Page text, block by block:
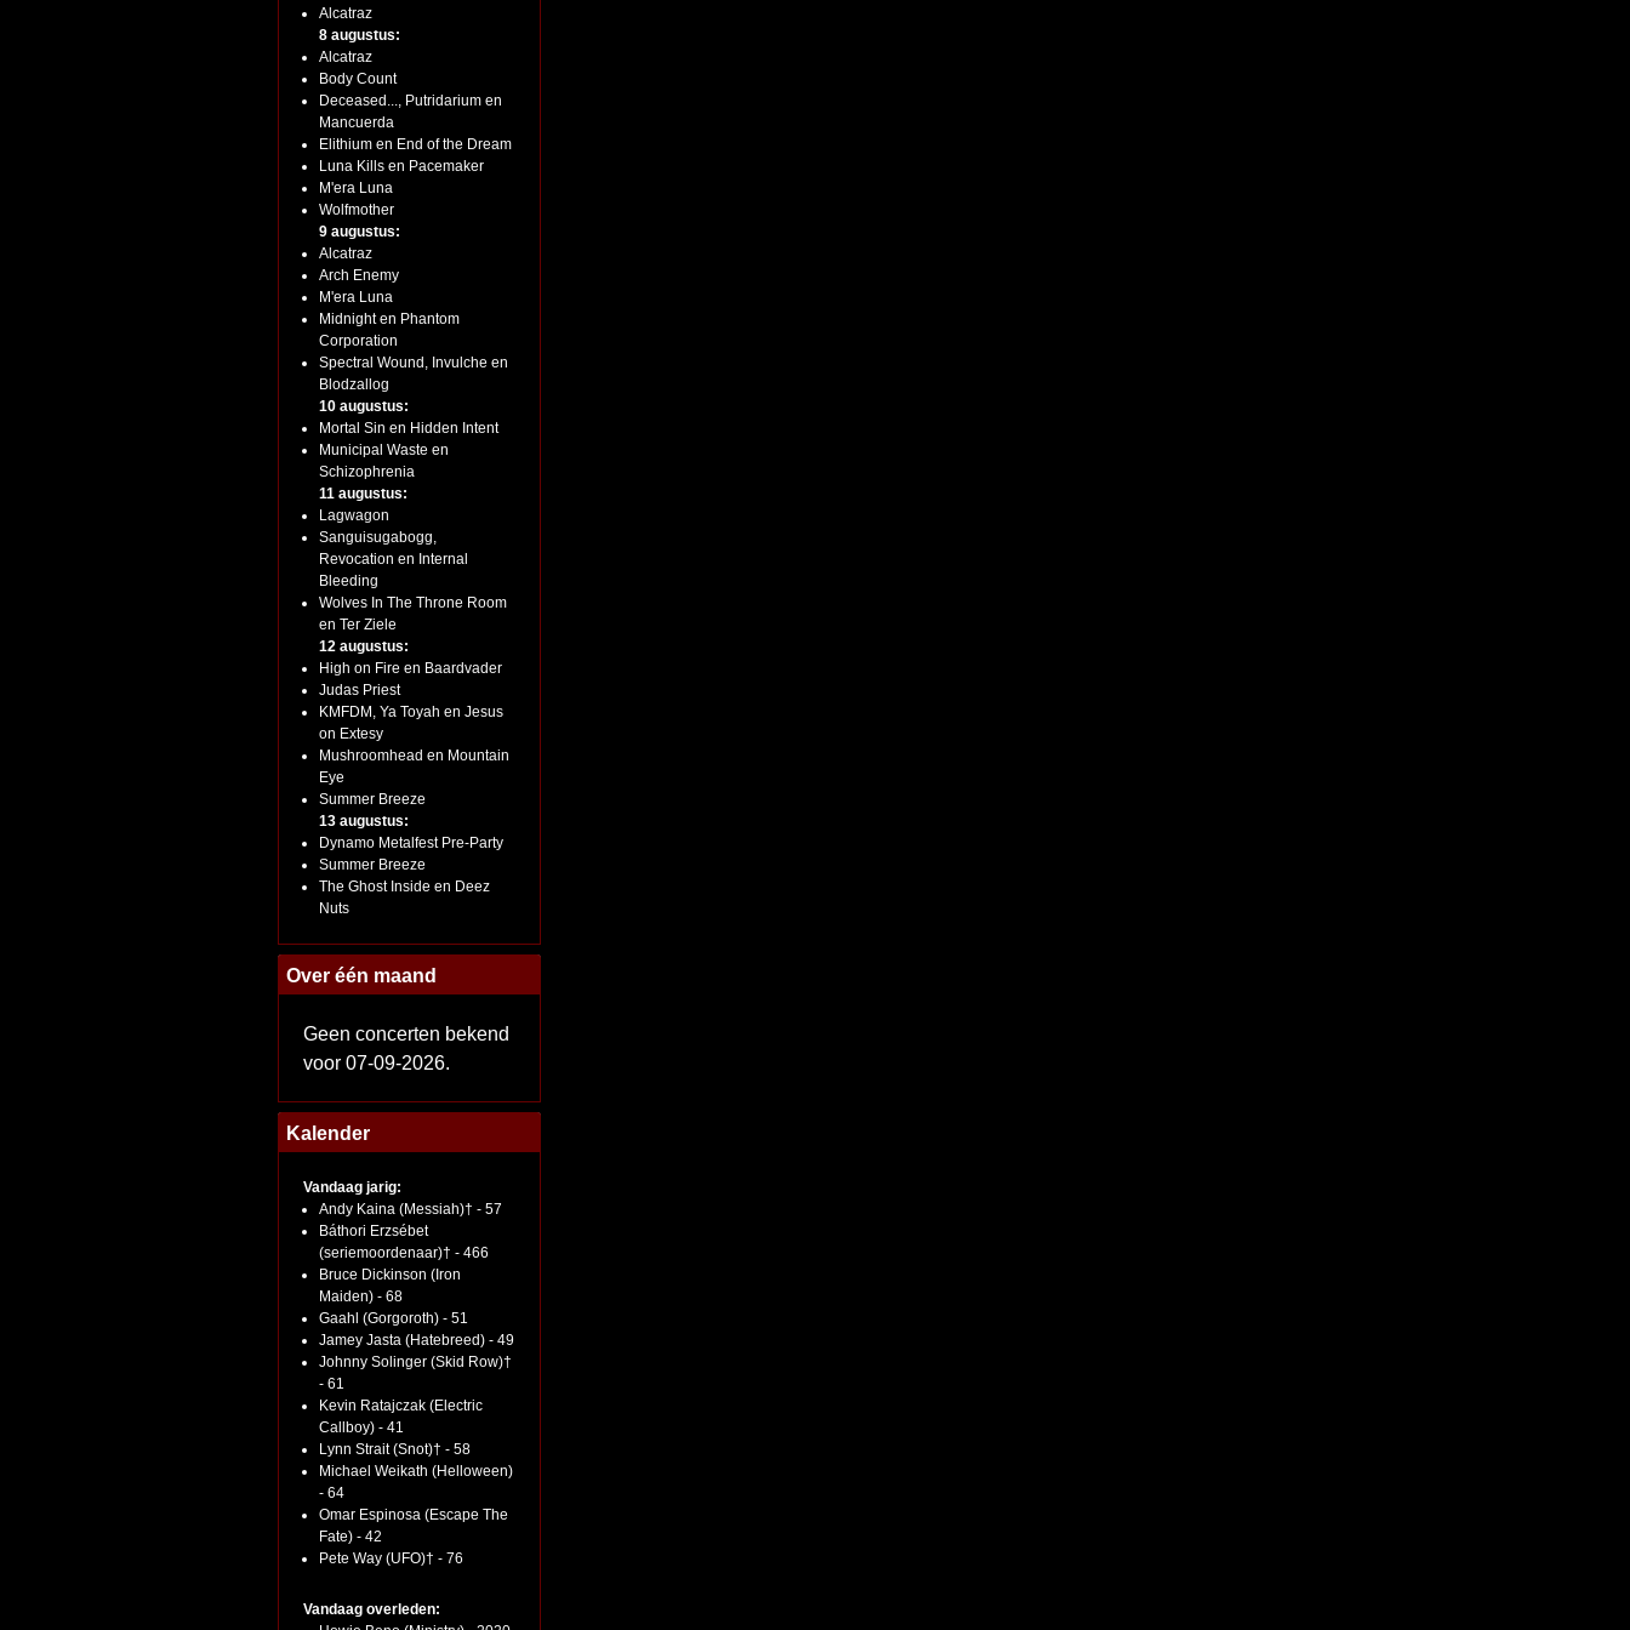
Alcatraz
8 augustus:
Alcatraz
Body Count
Deceased..., Putridarium en
Mancuerda
Elithium en End of the Dream
Luna Kills en Pacemaker
M'era Luna
Wolfmother
9 augustus:
Alcatraz
Arch Enemy
M'era Luna
Midnight en Phantom
Corporation
Spectral Wound, Invulche en
Blodzallog
10 augustus:
Mortal Sin en Hidden Intent
Municipal Waste en
Schizophrenia
11 augustus:
Lagwagon
Sanguisugabogg,
Revocation en Internal
Bleeding
Wolves In The Throne Room
en Ter Ziele
12 augustus:
High on Fire en Baardvader
Judas Priest
KMFDM, Ya Toyah en Jesus
on Extesy
Mushroomhead en Mountain
Eye
Summer Breeze
13 augustus:
Dynamo Metalfest Pre-Party
Summer Breeze
The Ghost Inside en Deez
Nuts
Over één maand
Geen concerten bekend
voor 07-09-2026.
Kalender
Vandaag jarig:
Andy Kaina (Messiah)† - 57
Báthori Erzsébet
(seriemoordenaar)† - 466
Bruce Dickinson (Iron
Maiden) - 68
Gaahl (Gorgoroth) - 51
Jamey Jasta (Hatebreed) - 49
Johnny Solinger (Skid Row)†
- 61
Kevin Ratajczak (Electric
Callboy) - 41
Lynn Strait (Snot)† - 58
Michael Weikath (Helloween)
- 64
Omar Espinosa (Escape The
Fate) - 42
Pete Way (UFO)† - 76
Vandaag overleden: